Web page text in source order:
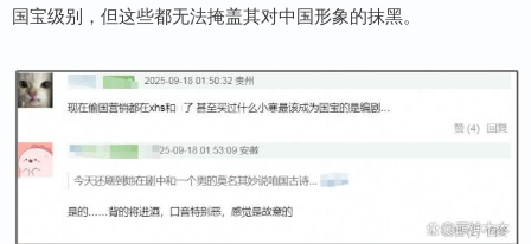
国宝级别，但这些都无法掩盖其对中国形象的抹黑。